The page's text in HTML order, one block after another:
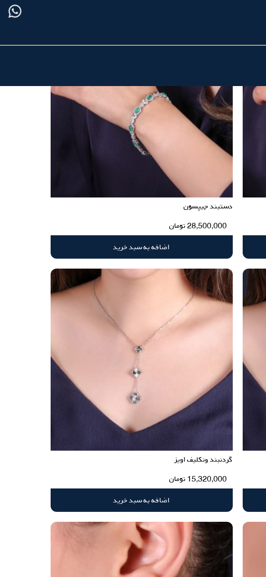
دستبند جیپسون
28,500,000تومان
اضافه به سبد خرید
گردنبند ونکلیف اویز
15,320,000 تومان
اضافه به سبد خرید